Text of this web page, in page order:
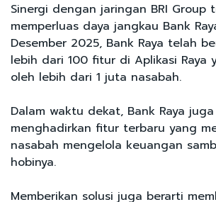
Sinergi dengan jaringan BRI Group
memperluas daya jangkau Bank
Desember 2025, Bank Raya telah
lebih dari 100 fitur di Aplikasi Raya
oleh lebih dari 1 juta nasabah.
Dalam waktu dekat, Bank Raya
menghadirkan fitur terbaru yang
nasabah mengelola keuangan
hobinya.
Memberikan solusi juga berarti